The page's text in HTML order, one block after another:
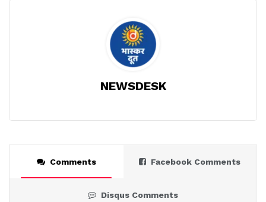
NEWSDESK
Comments Facebook Comments
Disqus Comments